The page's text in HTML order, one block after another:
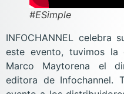
#ESimple
INFOCHANNEL celebra
este evento, tuvimos
Marco Maytorena el
editora de Infochannel.